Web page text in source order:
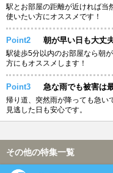
駅とお部屋の距離が近ければ当
使いたい方にオススメです！
Point2 朝が早い日も大丈
駅徒歩5分以内のお部屋なら朝
方にもオススメします！
Point3 急な雨でも被害は
帰り道、突然雨が降っても急い
見逃した日も安心です。
その他の特集一覧